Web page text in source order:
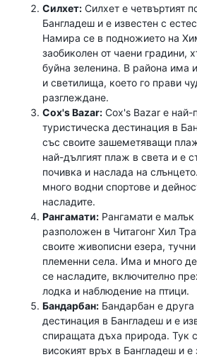
Силхет: Силхет е четвъртият
Бангладеш и е известен с
Намира се в подножието на
заобиколен от чаени градини,
буйна зеленина. В района
и светилища, което го прави
разглеждане.
Cox's Bazar: Cox's Bazar е най-
туристическа дестинация в
със своите зашеметяващи
най-дългият плаж в света и е
почивка и наслада на
много водни спортове и
насладите.
Рангамати: Рангамати е
разположен в Читагонг Хил
своите живописни езера,
племенни села. Има и много
се насладите, включително
лодка и наблюдение на птици.
Бандарбан: Бандарбан е друга
дестинация в Бангладеш и е
спиращата дъха природа. Тук
високият връх в Бангладеш и е